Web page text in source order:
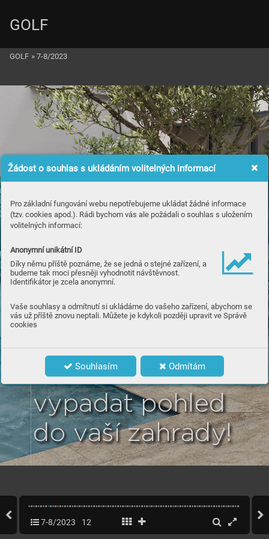
Žádost o souhlas s ukládáním volitelných informací
Pro základní fungování webu nepotřebujeme ukládat žádné informace
(tzv. cookies apod.). Rádi bychom vás ale požádali o souhlas s uložením
volitelných informací:
Anonymní unikátní ID
Díky němu příště poznáme, že se jedná o stejné zařízení, a
budeme tak moci přesněji vyhodnotit návštěvnost.
Identifikátor je zcela anonymní.
Vaše souhlasy a odmítnutí si ukládáme do vašeho zařízení, abychom se
vás už příště znovu neptali. Můžete je kdykoli později upravit ve Správě
cookies
Souhlasím Odmítám
I takto může
vypadat pohled
do vaší zahrady!
GOLF
GOLF » 7-8/2023
7-8/2023 12